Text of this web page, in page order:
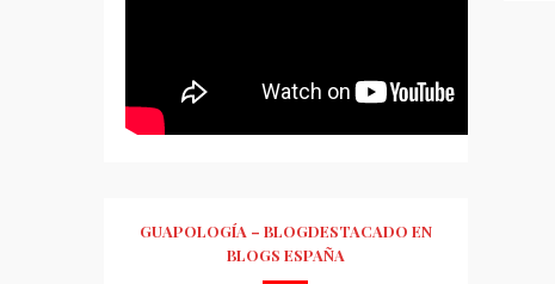
GUAPOLOGÍA – BLOGDESTACADO EN
BLOGS ESPAÑA